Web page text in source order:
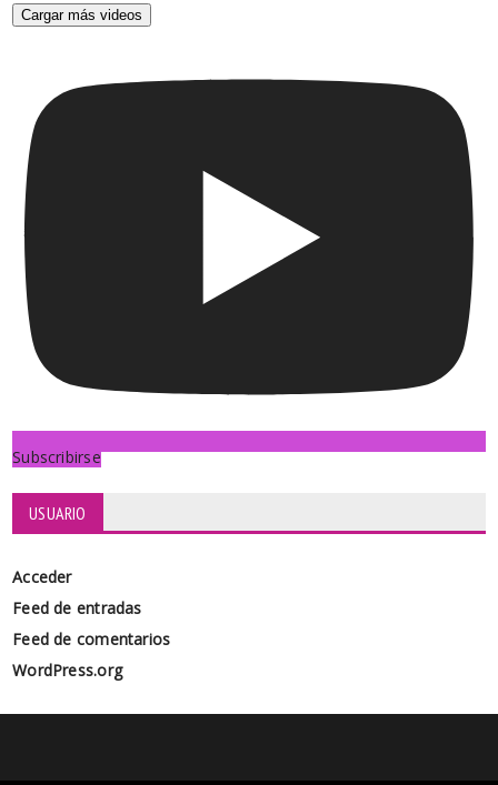
Cargar más videos
Subscribirse
USUARIO
Acceder
Feed de entradas
Feed de comentarios
WordPress.org